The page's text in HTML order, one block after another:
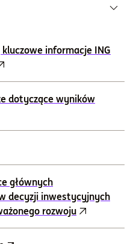
informacje ING
dotyczące wyników
głównych
decyzji inwestycyjnych
rozwoju